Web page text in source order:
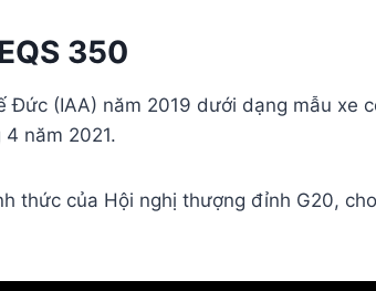
350
(IAA) năm 2019 dưới dạng mẫu xe
năm 2021.
thức của Hội nghị thượng đỉnh G20,